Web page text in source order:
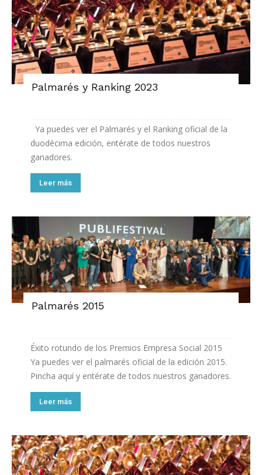
Palmarés y Ranking 2023
Ya puedes ver el Palmarés y el Ranking oficial de la
duodécima edición, entérate de todos nuestros
ganadores.
Leer más
Palmarés 2015
Éxito rotundo de los Premios Empresa Social 2015
Ya puedes ver el palmarés oficial de la edición 2015.
Pincha aquí y entérate de todos nuestros ganadores.
Leer más